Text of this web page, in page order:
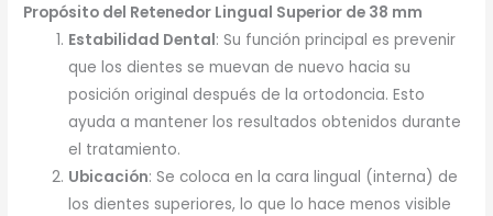
Propósito del Retenedor Lingual Superior de 38 mm
Estabilidad Dental: Su función principal es prevenir
que los dientes se muevan de nuevo hacia su
posición original después de la ortodoncia. Esto
ayuda a mantener los resultados obtenidos durante
el tratamiento.
Ubicación: Se coloca en la cara lingual (interna) de
los dientes superiores, lo que lo hace menos visible